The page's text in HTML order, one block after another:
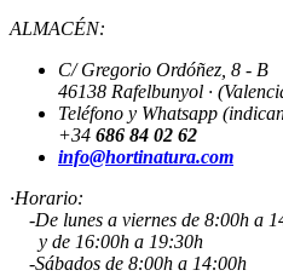
ALMACÉN:
C/ Gregorio Ordóñez, 8 - B
46138 Rafelbunyol ·
Teléfono y Whatsapp
+34 686 84 02 62
info@hortinatura.com
·Horario:
-De lunes a viernes de 8:00h a
y de 16:00h a 19:30h
-Sábados de 8:00h a 14:00h